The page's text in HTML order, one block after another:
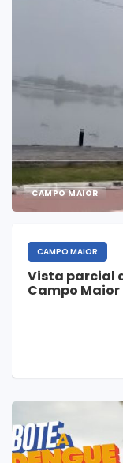
CAMPO MAIOR
CAMPO MAIOR
Vista parcial
Campo Maior